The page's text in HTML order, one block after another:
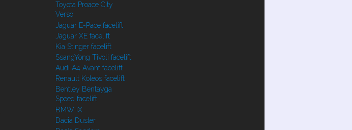
Toyota Proace City
Verso
Jaguar E-Pace facelift
Jaguar XE facelift
Kia Stinger facelift
SsangYong Tivoli facelift
Audi A4 Avant facelift
Renault Koleos facelift
Bentley Bentayga
Speed facelift
BMW iX
Dacia Duster